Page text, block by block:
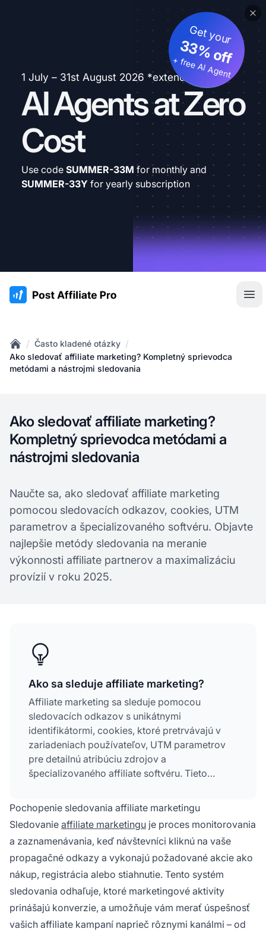
1 July – 31st August 2026 *extended
AI Agents at Zero
Cost
Get your
33% off
+ free AI Agent
Use code SUMMER-33M for monthly and
SUMMER-33Y for yearly subscription
:site.title
Home
/ Často kladené otázky /
Ako sledovať affiliate marketing? Kompletný sprievodca
metódami a nástrojmi sledovania
Ako sledovať affiliate marketing?
Kompletný sprievodca metódami a
nástrojmi sledovania
Naučte sa, ako sledovať affiliate marketing
pomocou sledovacích odkazov, cookies, UTM
parametrov a špecializovaného softvéru. Objavte
najlepšie metódy sledovania na meranie
výkonnosti affiliate partnerov a maximalizáciu
provízií v roku 2025.
Ako sa sleduje affiliate marketing?
Affiliate marketing sa sleduje pomocou
sledovacích odkazov s unikátnymi
identifikátormi, cookies, ktoré pretrvávajú v
zariadeniach používateľov, UTM parametrov
pre detailnú atribúciu zdrojov a
špecializovaného affiliate softvéru. Tieto
konverzií konkrétnemu affiliate partnerovi a
presnom meraní výkonnosti kampaní.
Pochopenie sledovania affiliate marketingu
Sledovanie affiliate marketingu je proces monitorovania
a zaznamenávania, keď návštevníci kliknú na vaše
propagačné odkazy a vykonajú požadované akcie ako
nákup, registrácia alebo stiahnutie. Tento systém
sledovania odhaľuje, ktoré marketingové aktivity
prinášajú konverzie, a umožňuje vám merať úspešnosť
vašich affiliate kampaní naprieč rôznymi kanálmi – od